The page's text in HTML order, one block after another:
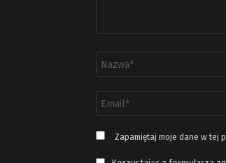
email
*
Zapamiętaj moje dane w tej